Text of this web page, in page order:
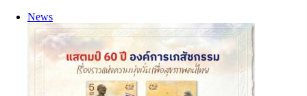
News